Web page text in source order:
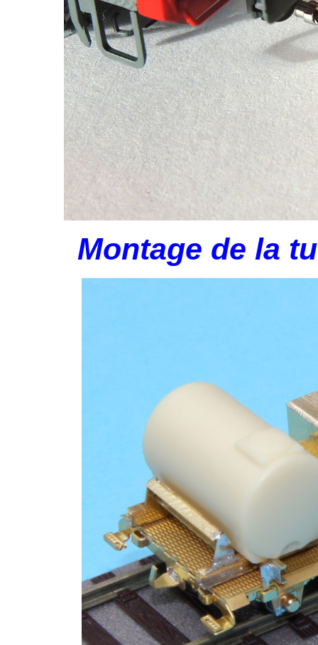
Montage de la